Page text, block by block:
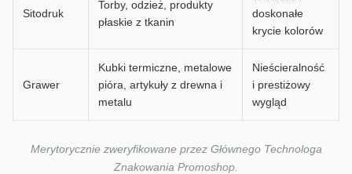
Sitodruk
Torby, odzież, produkty
płaskie z tkanin
doskonałe
krycie kolorów
Grawer
Kubki termiczne, metalowe
pióra, artykuły z drewna i
metalu
Nieścieralność
i prestiżowy
wygląd
Merytorycznie zweryfikowane przez Głównego Technologa
Znakowania Promoshop.